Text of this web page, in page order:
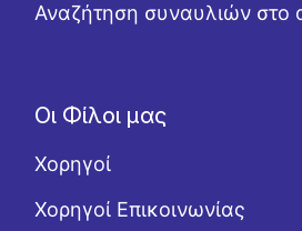
Αναζήτηση συναυλιών στο
Οι Φίλοι μας
Χορηγοί
Χορηγοί Επικοινωνίας